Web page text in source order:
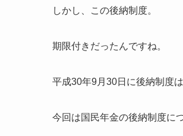
しかし、この後納制度。
期限付きだったんですね。
平成30年9月30日に後納制度
今回は国民年金の後納制度に